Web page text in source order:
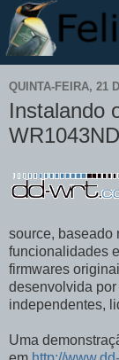
QUINTA-FEIRA, 21
Instalando
source, baseado
funcionalidades
firmwares
desenvolvida
independentes,
Uma